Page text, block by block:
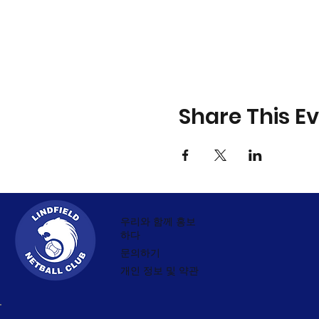
Share This
우리와 함께 홍보
하다
문의하기
개인 정보 및 약관